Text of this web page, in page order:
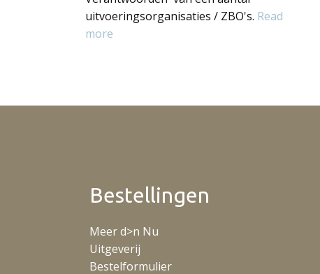
uitvoeringsorganisaties / ZBO's. Read
more
Bestellingen
Meer d>n Nu
Uitgeverij
Bestelformulier